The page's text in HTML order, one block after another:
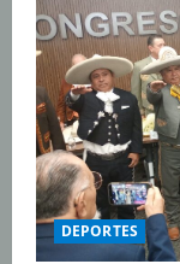
DEPORTES